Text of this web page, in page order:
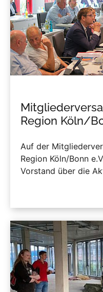
Region Köln/
Auf der
Region Köln/Bonn
Vorstand über die